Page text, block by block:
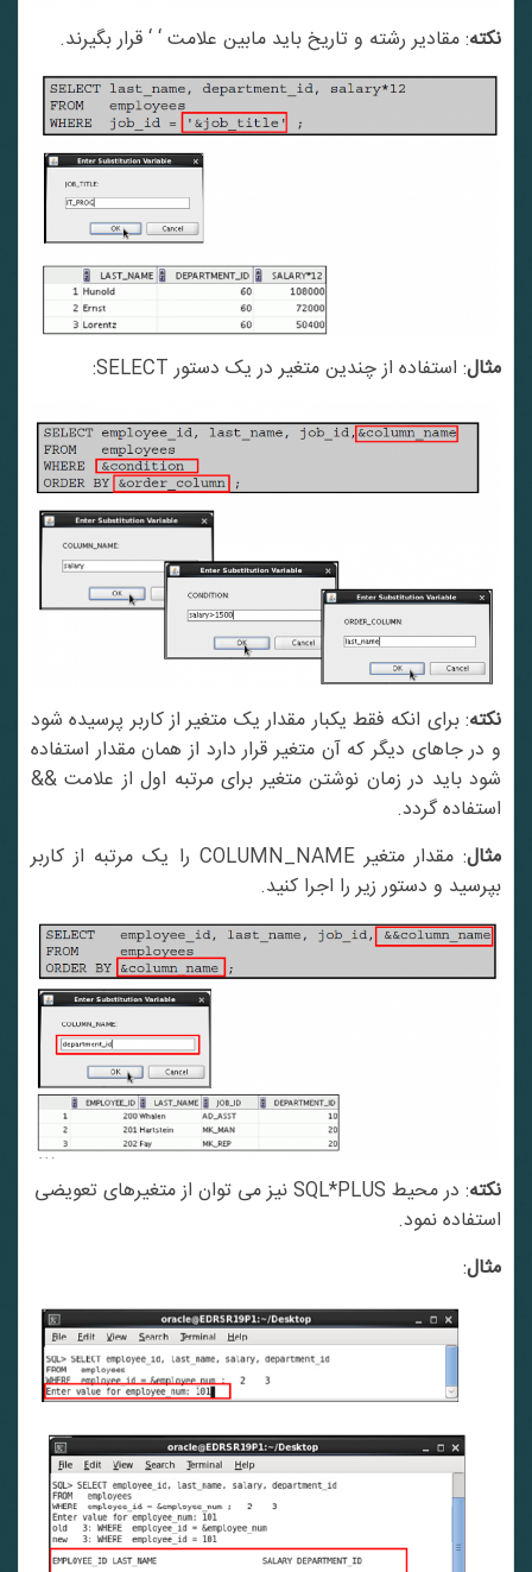
نکته: مقادیر رشته و تاریخ باید مابین علامت ‘ ‘ قرار بگیرند.
مثال: استفاده از چندین متغیر در یک دستور SELECT:
نکته: برای انکه فقط یکبار مقدار یک متغیر از کاربر پرسیده شود
و در جاهای دیگر که آن متغیر قرار دارد از همان مقدار استفاده
شود باید در زمان نوشتن متغیر برای مرتبه اول از علامت &&
استفاده گردد.
مثال
: مقدار متغیر COLUMN_NAME را یک مرتبه از کاربر
بپرسید و دستور زیر را اجرا کنید.
نکته
: در محیط SQL*PLUS نیز می توان از متغیرهای تعویضی
استفاده نمود.
مثال: